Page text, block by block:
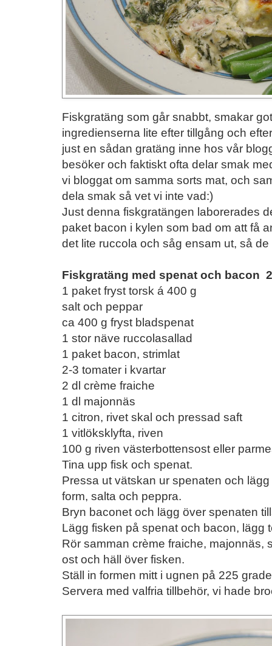
Fiskgratäng som går snabbt, smakar
ingredienserna lite efter tillgång och
just en sådan gratäng inne hos vår
besöker och faktiskt ofta delar smak
vi bloggat om samma sorts mat, och
dela smak så vet vi inte vad:)
Just denna fiskgratängen laborerades
paket bacon i kylen som bad om att få
det lite ruccola och såg ensam ut, så
Fiskgratäng med spenat och bacon
1 paket fryst torsk á 400 g
salt och peppar
ca 400 g fryst bladspenat
1 stor näve ruccolasallad
1 paket bacon, strimlat
2-3 tomater i kvartar
2 dl crème fraiche
1 dl majonnäs
1 citron, rivet skal och pressad saft
1 vitlöksklyfta, riven
100 g riven västerbottensost eller
Tina upp fisk och spenat.
Pressa ut vätskan ur spenaten och
form, salta och peppra.
Bryn baconet och lägg över spenaten
Lägg fisken på spenat och bacon, lägg
Rör samman crème fraiche, majonnäs,
ost och häll över fisken.
Ställ in formen mitt i ugnen på 225
Servera med valfria tillbehör, vi hade